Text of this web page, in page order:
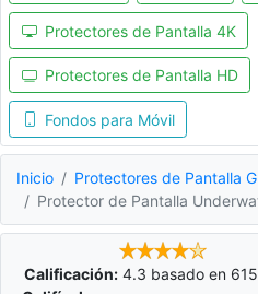
Protectores de Pantalla 4K
Protectores de Pantalla HD
Fondos para Móvil
Inicio
Protectores de Pantalla
Protector de Pantalla
Calificación: 4.3 basado en 615